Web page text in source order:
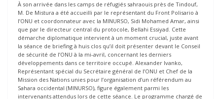
À son arrivée dans les camps de réfugiés sahraouis près de Tindouf,
M. De Mistura a été accueilli par le représentant du Front Polisario à
l’ONU et coordonnateur avec la MINURSO, Sidi Mohamed Amar, ainsi
que par le directeur central du protocole, Bellahi Essiyad. Cette
démarche diplomatique intervient à un moment crucial, juste avant
la séance de briefing à huis clos qu’il doit présenter devant le Conseil
de sécurité de l’ONU à la mi-avril, concernant les derniers
développements dans ce territoire occupé. Alexander Ivanko,
Représentant spécial du Secrétaire général de l’ONU et Chef de la
Mission des Nations unies pour l’organisation d’un référendum au
Sahara occidental (MINURSO), figure également parmi les
intervenants attendus lors de cette séance. Le programme chargé de